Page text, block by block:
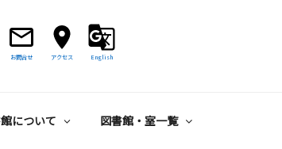
お問合せ アクセス English
について 図書館・室一覧